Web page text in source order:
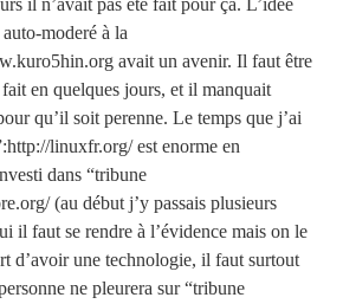
il n’avait pas été fait pour ça. L’idée
moderé à la
avait un avenir. Il faut être
en quelques jours, et il manquait
qu’il soit perenne. Le temps que j’ai
linuxfr.org/ est enorme en
dans “tribune
(au début j’y passais plusieurs
il faut se rendre à l’évidence mais on le
d’avoir une technologie, il faut surtout
ne pleurera sur “tribune